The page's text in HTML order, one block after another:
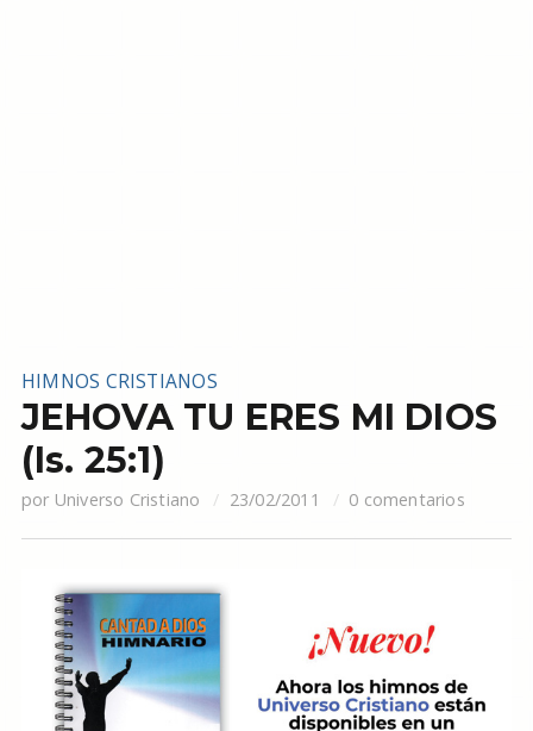
HIMNOS CRISTIANOS
JEHOVA TU ERES MI DIOS
(Is. 25:1)
por Universo Cristiano 23/02/2011 0 comentarios